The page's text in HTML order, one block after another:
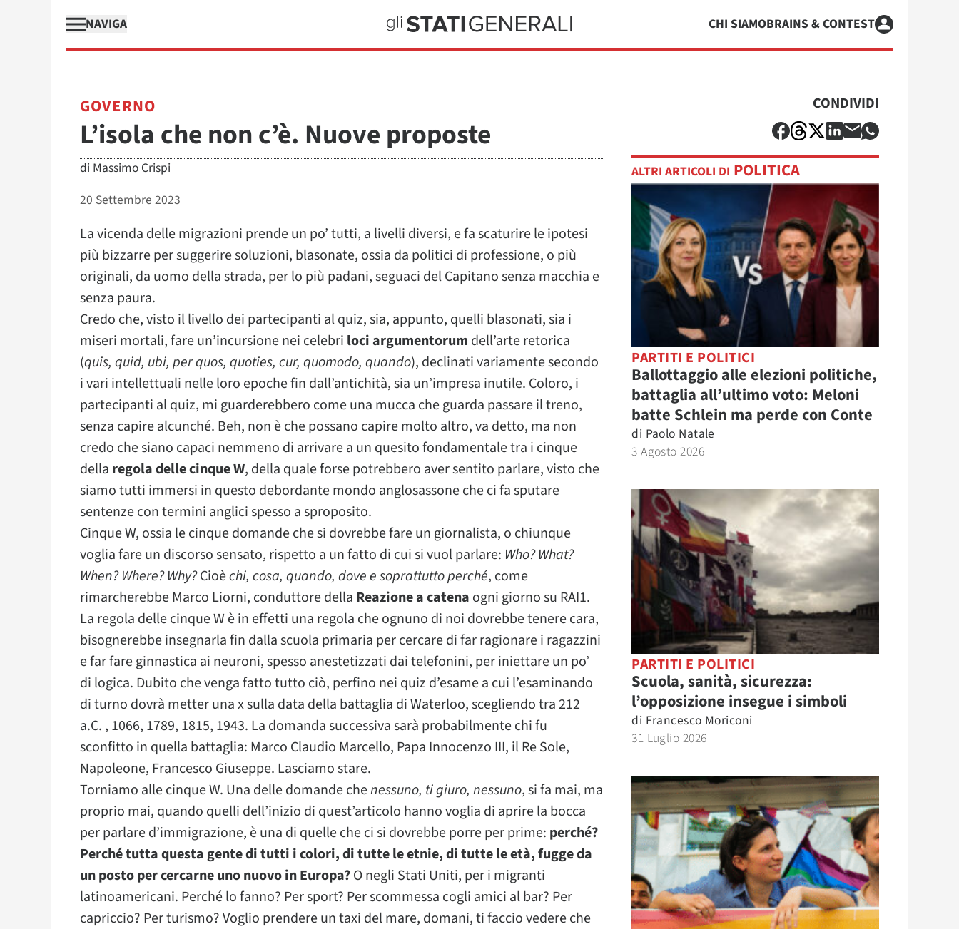
NAVIGA CHI SIAMOBRAINS & CONTEST
GOVERNO
L’isola che non c’è. Nuove proposte
di Massimo Crispi
20 Settembre 2023
La vicenda delle migrazioni prende un po’ tutti, a livelli diversi, e fa scaturire le ipotesi
più bizzarre per suggerire soluzioni, blasonate, ossia da politici di professione, o più
originali, da uomo della strada, per lo più padani, seguaci del Capitano senza macchia e
senza paura.
Credo che, visto il livello dei partecipanti al quiz, sia, appunto, quelli blasonati, sia i
miseri mortali, fare un’incursione nei celebri loci argumentorum dell’arte retorica
(quis, quid, ubi, per quos, quoties, cur, quomodo, quando), declinati variamente secondo
i vari intellettuali nelle loro epoche fin dall’antichità, sia un’impresa inutile. Coloro, i
partecipanti al quiz, mi guarderebbero come una mucca che guarda passare il treno,
senza capire alcunché. Beh, non è che possano capire molto altro, va detto, ma non
credo che siano capaci nemmeno di arrivare a un quesito fondamentale tra i cinque
della regola delle cinque W, della quale forse potrebbero aver sentito parlare, visto che
siamo tutti immersi in questo debordante mondo anglosassone che ci fa sputare
sentenze con termini anglici spesso a sproposito.
Cinque W, ossia le cinque domande che si dovrebbe fare un giornalista, o chiunque
voglia fare un discorso sensato, rispetto a un fatto di cui si vuol parlare: Who? What?
When? Where? Why?Cioèchi, cosa, quando, dove e soprattutto perché, come
rimarcherebbe Marco Liorni, conduttore della Reazione a catena ogni giorno su RAI1.
La regola delle cinque W è in effetti una regola che ognuno di noi dovrebbe tenere cara,
bisognerebbe insegnarla fin dalla scuola primaria per cercare di far ragionare i ragazzini
e far fare ginnastica ai neuroni, spesso anestetizzati dai telefonini, per iniettare un po’
di logica. Dubito che venga fatto tutto ciò, perfino nei quiz d’esame a cui l’esaminando
di turno dovrà metter una x sulla data della battaglia di Waterloo, scegliendo tra 212
a.C. , 1066, 1789, 1815, 1943. La domanda successiva sarà probabilmente chi fu
sconfitto in quella battaglia: Marco Claudio Marcello, Papa Innocenzo III, il Re Sole,
Napoleone, Francesco Giuseppe. Lasciamo stare.
Torniamo alle cinque W. Una delle domande chenessuno, ti giuro, nessuno, si fa mai, ma
proprio mai, quando quelli dell’inizio di quest’articolo hanno voglia di aprire la bocca
per parlare d’immigrazione, è una di quelle che ci si dovrebbe porre per prime: perché?
Perché tutta questa gente di tutti i colori, di tutte le etnie, di tutte le età, fugge da
un posto per cercarne uno nuovo in Europa?O negli Stati Uniti, per i migranti
latinoamericani. Perché lo fanno? Per sport? Per scommessa cogli amici al bar? Per
capriccio? Per turismo? Voglio prendere un taxi del mare, domani, ti faccio vedere che
CONDIVIDI
ALTRI ARTICOLI DI POLITICA
PARTITI E POLITICI
Ballottaggio alle elezioni politiche,
battaglia all’ultimo voto: Meloni
batte Schlein ma perde con Conte
di Paolo Natale
3 Agosto 2026
PARTITI E POLITICI
Scuola, sanità, sicurezza:
l’opposizione insegue i simboli
di Francesco Moriconi
31 Luglio 2026